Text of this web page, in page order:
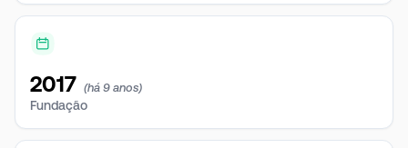
2017 (há 9 anos)
Fundação